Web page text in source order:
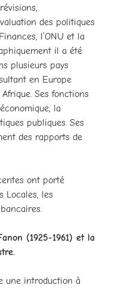
des politiques
l’ONU et la
il a été
plusieurs pays
en Europe
Ses fonctions
la
publiques. Ses
des rapports de
ont porté
Locales, les
(1925-1961) et la
une introduction à